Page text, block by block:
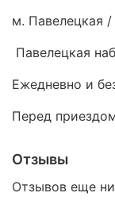
м. Павелецкая /
Павелецкая
Ежедневно и
Перед
Отзывы
Отзывов еще